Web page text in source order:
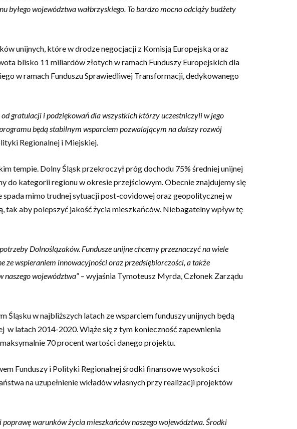
byłego województwa wałbrzyskiego. To bardzo mocno odciąży budżety
unijnych, które w drodze negocjacji z Komisją Europejską oraz
blisko 11 miliardów złotych w ramach Funduszy Europejskich dla
w ramach Funduszu Sprawiedliwej Transformacji, dedykowanego
gratulacji i podziękowań dla wszystkich którzy uczestniczyli w jego
będą stabilnym wsparciem pozwalającym na dalszy rozwój
Regionalnej i Miejskiej.
tempie. Dolny Śląsk przekroczył próg dochodu 75% średniej unijnej
do kategorii regionu w okresie przejściowym. Obecnie znajdujemy się
mimo trudnej sytuacji post-covidowej oraz geopolitycznej w
tak aby polepszyć jakość życia mieszkańców. Niebagatelny wpływ tę
Dolnoślązaków. Fundusze unijne chcemy przeznaczyć na wiele
wspieraniem innowacyjności oraz przedsiębiorczości, a także
naszego województwa” – wyjaśnia Tymoteusz Myrda, Członek Zarządu
Śląsku w najbliższych latach ze wsparciem funduszy unijnych będą
latach 2014-2020. Wiąże się z tym konieczność zapewnienia
70 procent wartości danego projektu.
Funduszy i Polityki Regionalnej środki finansowe wysokości
na uzupełnienie wkładów własnych przy realizacji projektów
warunków życia mieszkańców naszego województwa. Środki